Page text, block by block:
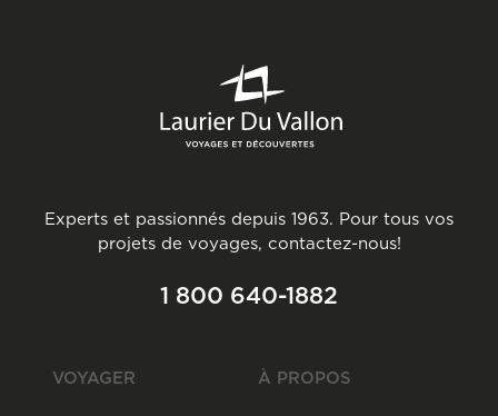
Experts et passionnés depuis 1963. Pour tous vos
projets de voyages, contactez-nous!
1 800 640-1882
VOYAGER À PROPOS